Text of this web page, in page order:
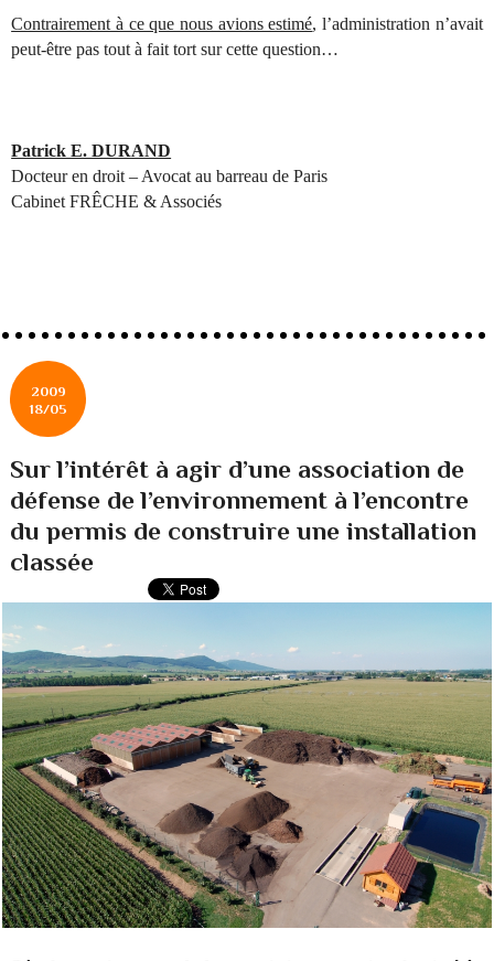
Contrairement à ce que nous avions estimé, l’administration n’avait
peut-être pas tout à fait tort sur cette question…
Patrick E. DURAND
Docteur en droit – Avocat au barreau de Paris
Cabinet FRÊCHE & Associés
2009
18/05
Sur l’intérêt à agir d’une association de
défense de l’environnement à l’encontre
du permis de construire une installation
classée